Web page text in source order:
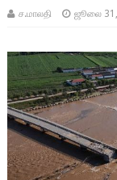
ச.மாலதி ஜூலை